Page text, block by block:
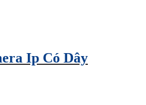
Ip Có Dây